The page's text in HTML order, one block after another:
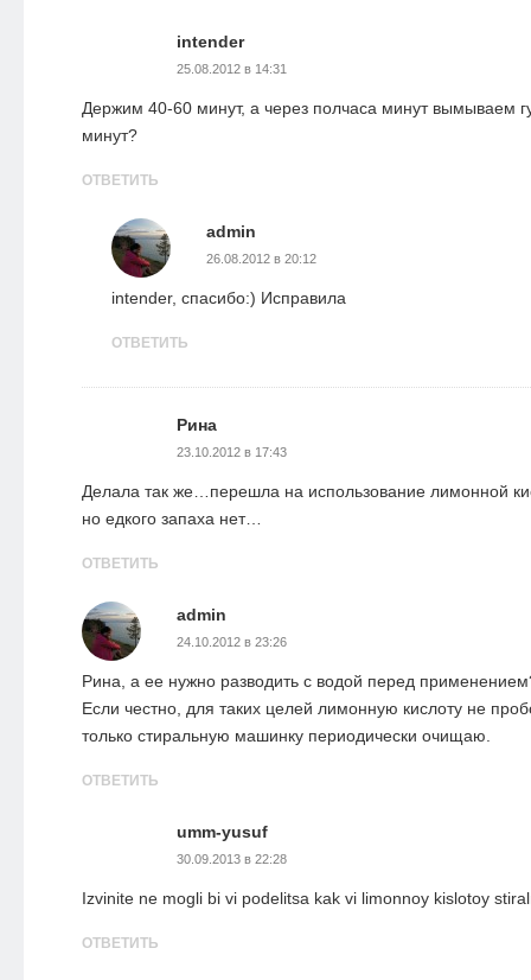
intender
25.08.2012 в 14:31
Держим 40-60 минут, а через полчаса минут вымываем
минут?
ОТВЕТИТЬ
admin
26.08.2012 в 20:12
intender, спасибо:) Исправила
ОТВЕТИТЬ
Рина
23.10.2012 в 17:43
Делала так же…перешла на использование лимонной
но едкого запаха нет…
ОТВЕТИТЬ
admin
24.10.2012 в 23:26
Рина, а ее нужно разводить с водой перед
Если честно, для таких целей лимонную кислоту не
только стиральную машинку периодически очищаю.
ОТВЕТИТЬ
umm-yusuf
30.09.2013 в 22:28
Izvinite ne mogli bi vi podelitsa kak vi limonnoy kislotoy
ОТВЕТИТЬ